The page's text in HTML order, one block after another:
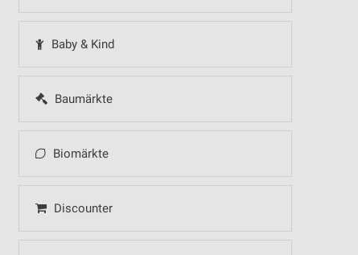
Baby & Kind
Baumärkte
Biomärkte
Discounter